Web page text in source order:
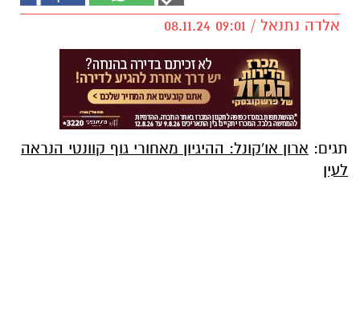
אלדה נתנאל / 09:01 08.11.24
תגים: ארון או'קונל: ההיגיון מאחורי גוף קוונטי הנראה
לעין